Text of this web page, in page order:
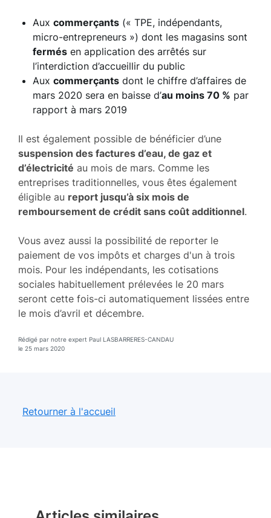
Aux commerçants (« TPE, indépendants,
micro-entrepreneurs ») dont les magasins sont
fermés en application des arrêtés sur
l’interdiction d’accueillir du public
Aux commerçants dont le chiffre d’affaires de
mars 2020 sera en baisse d’au moins 70 % par
rapport à mars 2019
Il est également possible de bénéficier d’une
suspension des factures d’eau, de gaz et
d’électricité au mois de mars. Comme les
entreprises traditionnelles, vous êtes également
éligible au report jusqu’à six mois de
remboursement de crédit sans coût additionnel.
Vous avez aussi la possibilité de reporter le
paiement de vos impôts et charges d'un à trois
mois. Pour les indépendants, les cotisations
sociales habituellement prélevées le 20 mars
seront cette fois-ci automatiquement lissées entre
le mois d’avril et décembre.
Rédigé par notre expert Paul LASBARRERES-CANDAU
le 25 mars 2020
Retourner à l'accueil